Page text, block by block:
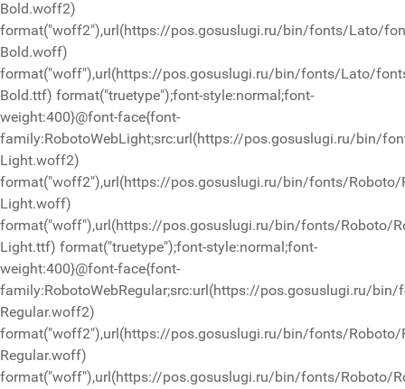
Bold.woff2)
format("woff2"),url(https://pos.gosuslugi.ru/bin/fonts/Lato/
Bold.woff)
format("woff"),url(https://pos.gosuslugi.ru/bin/fonts/Lato/
Bold.ttf) format("truetype");font-style:normal;font-
weight:400}@font-face{font-
family:RobotoWebLight;src:url(https://pos.gosuslugi.ru/bin/
Light.woff2)
format("woff2"),url(https://pos.gosuslugi.ru/bin/fonts/Roboto/
Light.woff)
format("woff"),url(https://pos.gosuslugi.ru/bin/fonts/Roboto/
Light.ttf) format("truetype");font-style:normal;font-
weight:400}@font-face{font-
family:RobotoWebRegular;src:url(https://pos.gosuslugi.ru/
Regular.woff2)
format("woff2"),url(https://pos.gosuslugi.ru/bin/fonts/Roboto/
Regular.woff)
format("woff"),url(https://pos.gosuslugi.ru/bin/fonts/Roboto/